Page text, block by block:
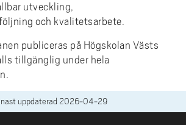
utveckling,
och kvalitetsarbete.
publiceras på Högskolan Västs
tillgänglig under hela
uppdaterad 2026-04-29